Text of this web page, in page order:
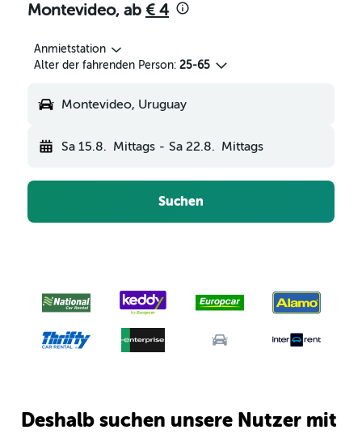
Montevideo, ab € 4
Anmietstation
Alter der fahrenden Person: 25-65
Montevideo, Uruguay
Sa 15.8. Mittags - Sa 22.8. Mittags
Suchen
Deshalb suchen unsere Nutzer mit